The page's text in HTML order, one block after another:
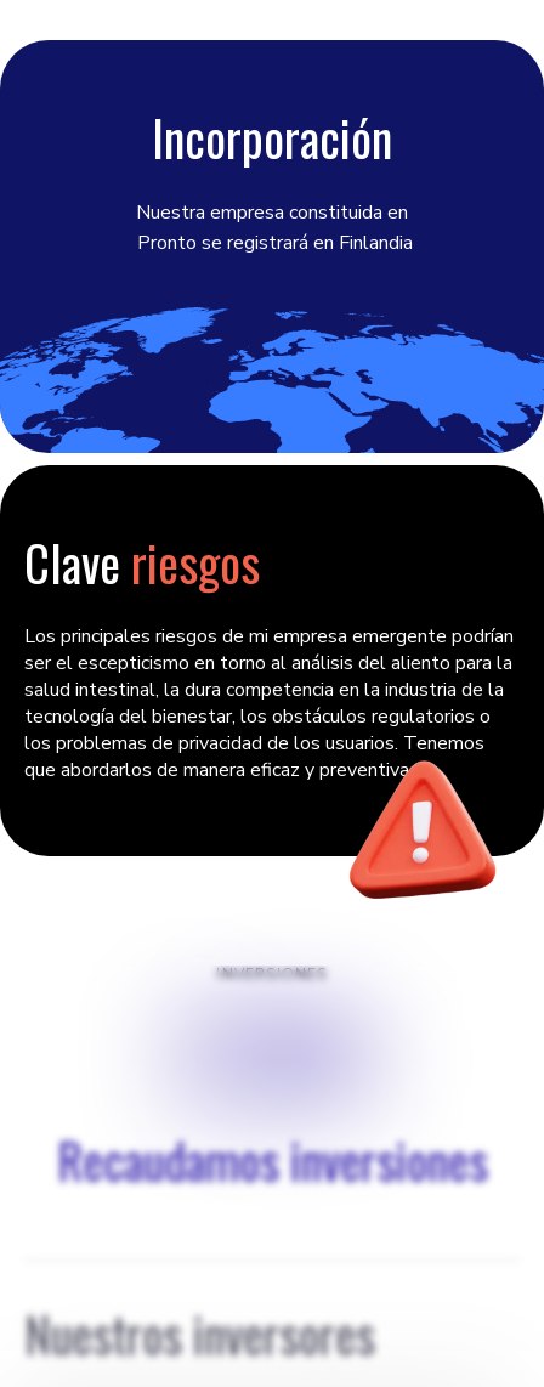
Incorporación
Nuestra empresa constituida en
Pronto se registrará en Finlandia
Clave riesgos
Los principales riesgos de mi empresa emergente podrían
ser el escepticismo en torno al análisis del aliento para la
salud intestinal, la dura competencia en la industria de la
tecnología del bienestar, los obstáculos regulatorios o
los problemas de privacidad de los usuarios. Tenemos
que abordarlos de manera eficaz y preventiva.
INVERSIONES
Recaudamos inversiones
Nuestros inversores